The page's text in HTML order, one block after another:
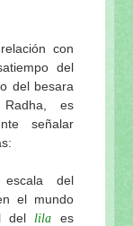
del Señor
Jagannatha-lila de
del actual rey de
y el origen del
Jagannatha y una
de Visuddha-
Mahaprabhu
Jagannatha de
por Sri Sanatana
de NOTAS
con
del
del besara
es
señalar
del
el mundo
del lila es